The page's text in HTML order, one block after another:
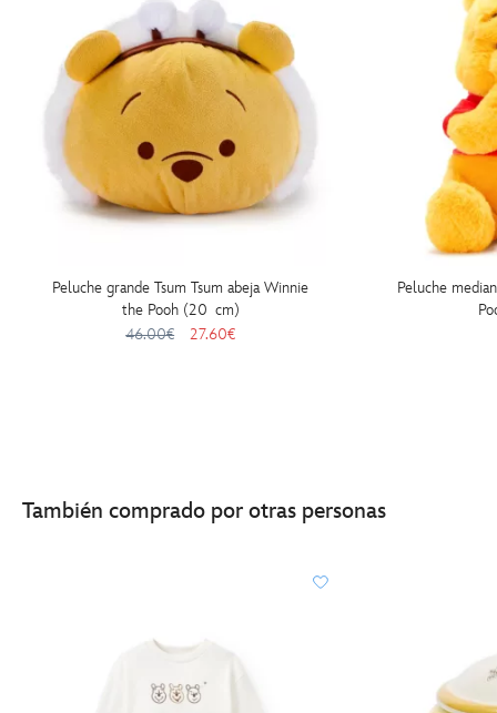
Peluche grande Tsum Tsum abeja Winnie
the Pooh (20 cm)
46.00€
27.60€
Peluche
También comprado por otras personas